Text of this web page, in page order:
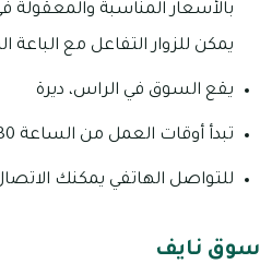
بالأسعار المناسبة والمعقولة
يمكن للزوار التفاعل مع
يقع السوق في الراس، ديرة
تبدأ أوقات العمل من الساعة 07:30 صباحاً – 05:00 مساءً (الاثنين – السبت).
للتواصل الهاتفي يمكنك الاتصال على: 5555 221 04 –
سوق نايف